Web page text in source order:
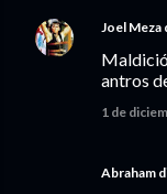
Joel Meza
antros
1 de
Abraham